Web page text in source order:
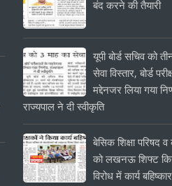
बंद करने की तैयारी
यूपी बोर्ड सचिव को
सेवा विस्तार, बोर्ड
मद्देनजर लिया गया
राज्यपाल ने दी स्वीकृति
बेसिक शिक्षा परिषद व
को लखनऊ शिफ्ट
विरोध में कार्य बहिष्कार